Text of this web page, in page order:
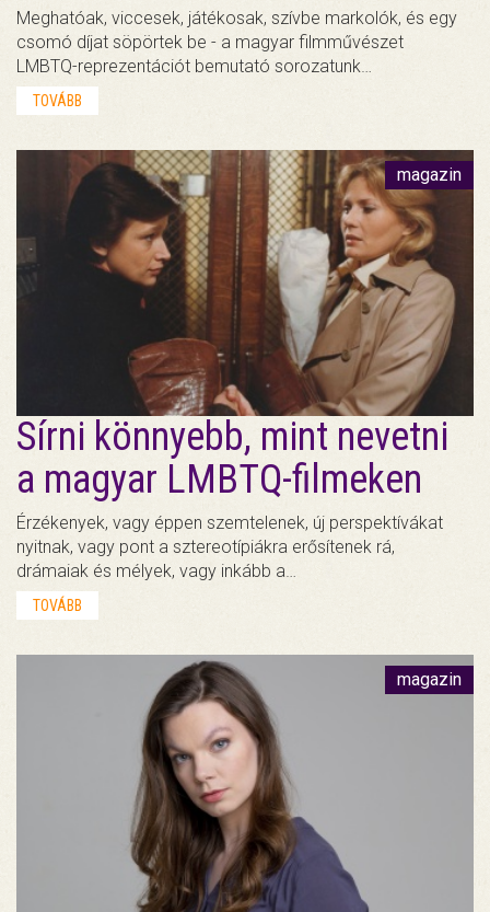
Meghatóak, viccesek, játékosak, szívbe markolók, és egy
csomó díjat söpörtek be - a magyar filmművészet
LMBTQ-reprezentációt bemutató sorozatunk…
TOVÁBB
magazin
Sírni könnyebb, mint nevetni
a magyar LMBTQ-filmeken
Érzékenyek, vagy éppen szemtelenek, új perspektívákat
nyitnak, vagy pont a sztereotípiákra erősítenek rá,
drámaiak és mélyek, vagy inkább a…
TOVÁBB
magazin